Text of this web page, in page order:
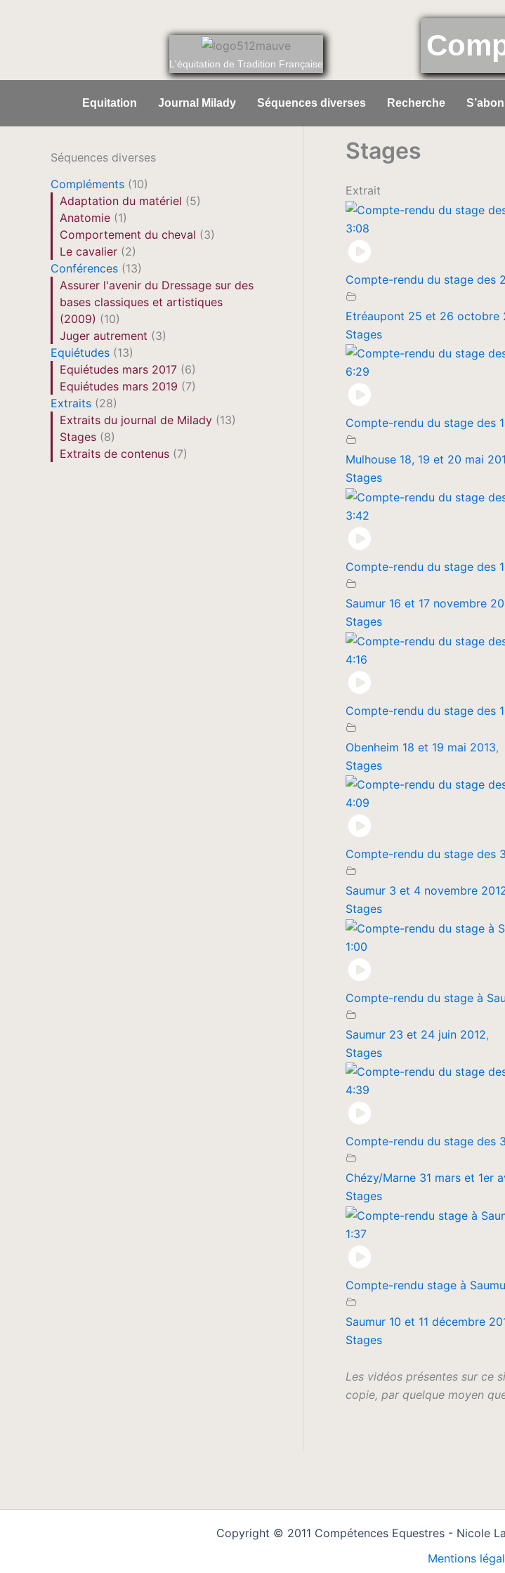
L'équitation de Tradition Française
Equitation Journal Milady Séquences diverses Recherche
Séquences diverses
Compléments (10)
Adaptation du matériel (5)
Anatomie (1)
Comportement du cheval (3)
Le cavalier (2)
Conférences (13)
Assurer l'avenir du Dressage sur des
bases classiques et artistiques
(2009) (10)
Juger autrement (3)
Equiétudes (13)
Equiétudes mars 2017 (6)
Equiétudes mars 2019 (7)
Extraits (28)
Extraits du journal de Milady (13)
Stages (8)
Extraits de contenus (7)
Stages
Extrait
3:08
Compte-rendu du stage des
Etréaupont 25 et 26 octobre
Stages
6:29
Compte-rendu du stage des
Mulhouse 18, 19 et 20 mai
Stages
3:42
Compte-rendu du stage des
Saumur 16 et 17 novembre
Stages
4:16
Compte-rendu du stage des
Obenheim 18 et 19 mai 2013,
Stages
4:09
Compte-rendu du stage des
Saumur 3 et 4 novembre
Stages
1:00
Compte-rendu du stage à
Saumur 23 et 24 juin 2012,
Stages
4:39
Compte-rendu du stage des
Chézy/Marne 31 mars et 1er
Stages
1:37
Compte-rendu stage à
Saumur 10 et 11 décembre
Stages
Les vidéos présentes sur ce
copie, par quelque moyen
Copyright © 2011 Compétences Equestres - Nicole
Mentions